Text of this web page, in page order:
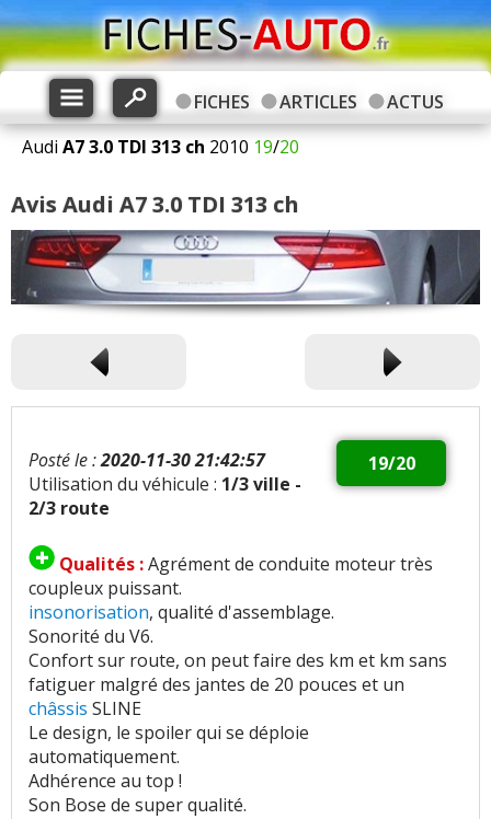
FICHES ARTICLES
ACTUS
Audi A73.0 TDI 313 ch 2010 19/20
Avis Audi A7 3.0 TDI 313 ch
19/20
Posté le :2020-11-30 21:42:57
Utilisation du véhicule : 1/3 ville -
2/3 route
Qualités :Agrément de conduite moteur très
coupleux puissant.
insonorisation, qualité d'assemblage.
Sonorité du V6.
Confort sur route, on peut faire des km et km sans
fatiguer malgré des jantes de 20 pouces et un
châssis SLINE
Le design, le spoiler qui se déploie
automatiquement.
Adhérence au top !
Son Bose de super qualité.